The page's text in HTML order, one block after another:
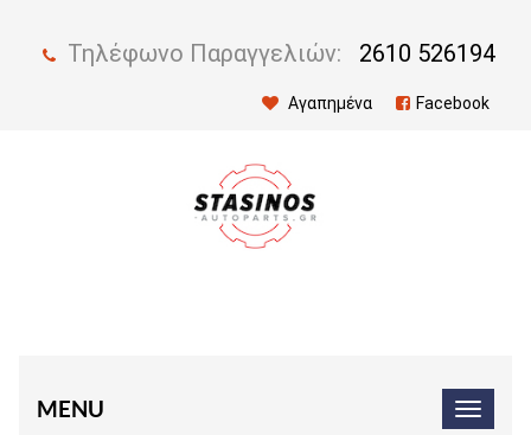
Τηλέφωνο Παραγγελιών: 2610 526194
Αγαπημένα Facebook
MENU